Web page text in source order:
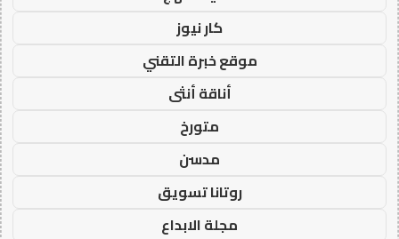
كار نيوز
موقع خبرة التقني
أناقة أنثى
متورخ
مدسن
روتانا تسويق
مجلة الابداع